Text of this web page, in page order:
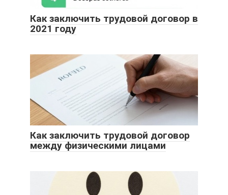
Как заключить трудовой договор в
2021 году
Как заключить трудовой договор
между физическими лицами